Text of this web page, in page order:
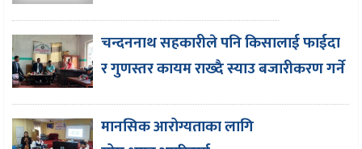
चन्दननाथ सहकारीले पनि किसालाई फाईदा
र गुणस्तर कायम राख्दै स्याउ बजारीकरण गर्ने
मानसिक आरोग्यताका लागि